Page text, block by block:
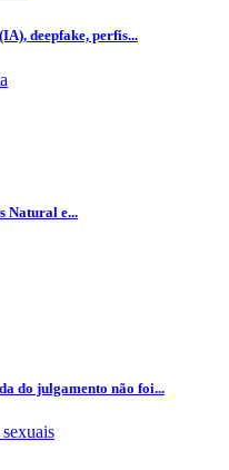
deepfake, perfis...
Natural e...
do julgamento não foi...